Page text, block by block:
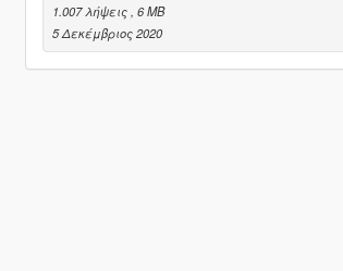
1.007 λήψεις , 6 MB
5 Δεκέμβριος 2020